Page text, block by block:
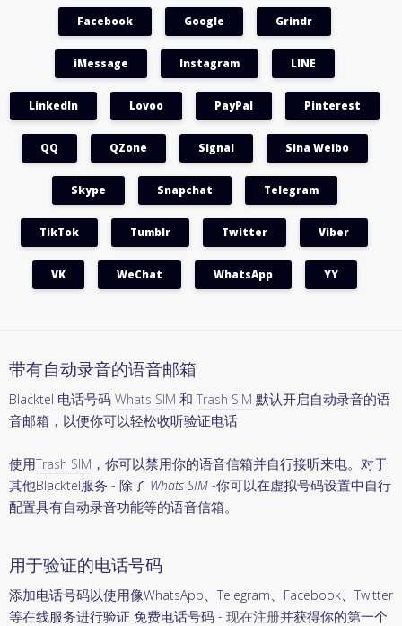
Facebook Google Grindr
iMessage Instagram LINE
LinkedIn Lovoo PayPal Pinterest
QQ QZone Signal Sina Weibo
Skype Snapchat Telegram
TikTok Tumblr Twitter Viber
VK WeChat WhatsApp YY
带有自动录音的语音邮箱
Blacktel 电话号码 Whats SIM 和 Trash SIM 默认开启自动录音的语
音邮箱，以便你可以轻松收听验证电话
使用Trash SIM ，你可以禁用你的语音信箱并自行接听来电。对于
其他Blacktel服务 - 除了 Whats SIM -你可以在虚拟号码设置中自行
配置具有自动录音功能等的语音信箱。
用于验证的电话号码
添加电话号码以使用像WhatsApp、Telegram、Facebook、Twitter
等在线服务进行验证 免费电话号码 - 现在注册并获得你的第一个